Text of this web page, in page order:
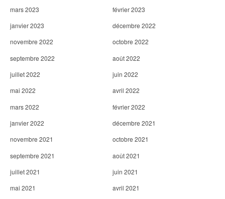
mars 2023
février 2023
janvier 2023
décembre 2022
novembre 2022
octobre 2022
septembre 2022
août 2022
juillet 2022
juin 2022
mai 2022
avril 2022
mars 2022
février 2022
janvier 2022
décembre 2021
novembre 2021
octobre 2021
septembre 2021
août 2021
juillet 2021
juin 2021
mai 2021
avril 2021